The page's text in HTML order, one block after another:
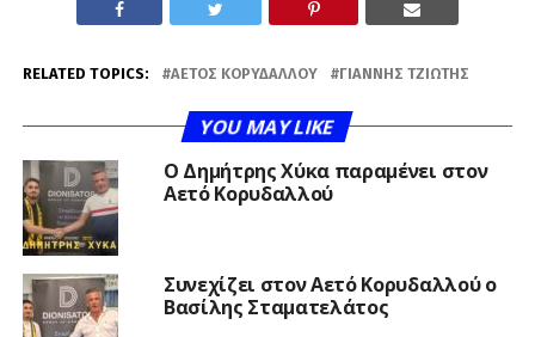
RELATED TOPICS: ΑΕΤΌΣ ΚΟΡΥΔΑΛΛΟΎ ΓΙΆΝΝΗΣ ΤΖΙΏΤΗΣ
YOU MAY LIKE
O Δημήτρης Χύκα παραμένει στον
Αετό Κορυδαλλού
Συνεχίζει στον Αετό Κορυδαλλού ο
Βασίλης Σταματελάτος